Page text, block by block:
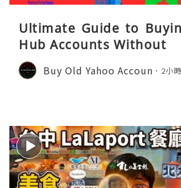
Ultimate Guide to
Hub Accounts Without
Buy Old Yahoo Accoun 2小